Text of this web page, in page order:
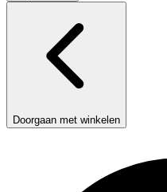
Doorgaan met winkelen